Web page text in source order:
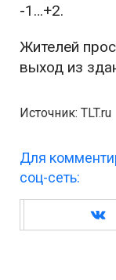
-1…+2.
Жителей
выход из
Источник: TLT.ru
Для
соц-сеть: